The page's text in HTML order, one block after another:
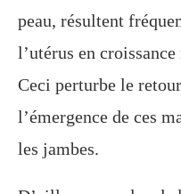
peau, résultent
l’utérus en
Ceci perturbe le
l’émergence de ces
les jambes.